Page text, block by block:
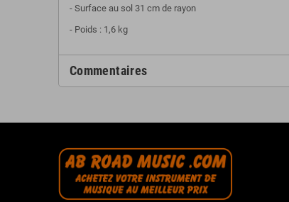
- Surface au sol 31 cm de rayon
- Poids : 1,6 kg
Commentaires